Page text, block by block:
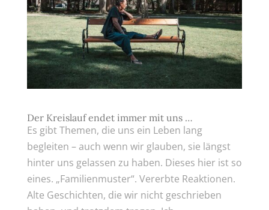
Der Kreislauf endet immer mit uns …
Es gibt Themen, die uns ein Leben lang
begleiten – auch wenn wir glauben, sie längst
hinter uns gelassen zu haben. Dieses hier ist so
eines. „Familienmuster“. Vererbte Reaktionen.
Alte Geschichten, die wir nicht geschrieben